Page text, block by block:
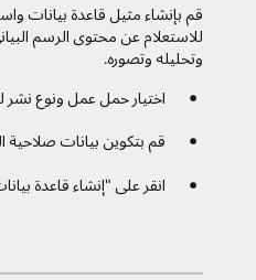
قم بإنشاء مثيل قاعدة بيانات
وتحليله وتصوره.
اختيار حمل عمل ونوع نشر
قم بتكوين بيانات
انقر على "إنشاء قاعدة